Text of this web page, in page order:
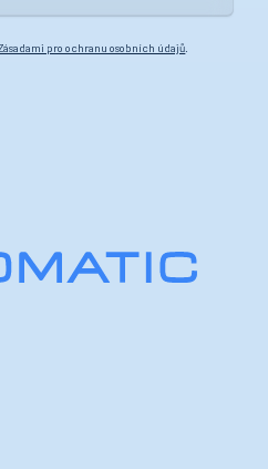
pro ochranu osobních údajů